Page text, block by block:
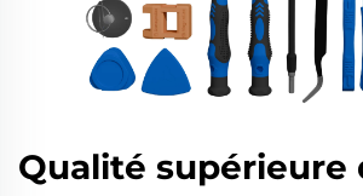
Qualité supérieure